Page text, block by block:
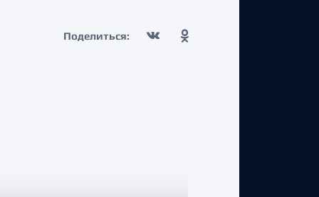
Поделиться: